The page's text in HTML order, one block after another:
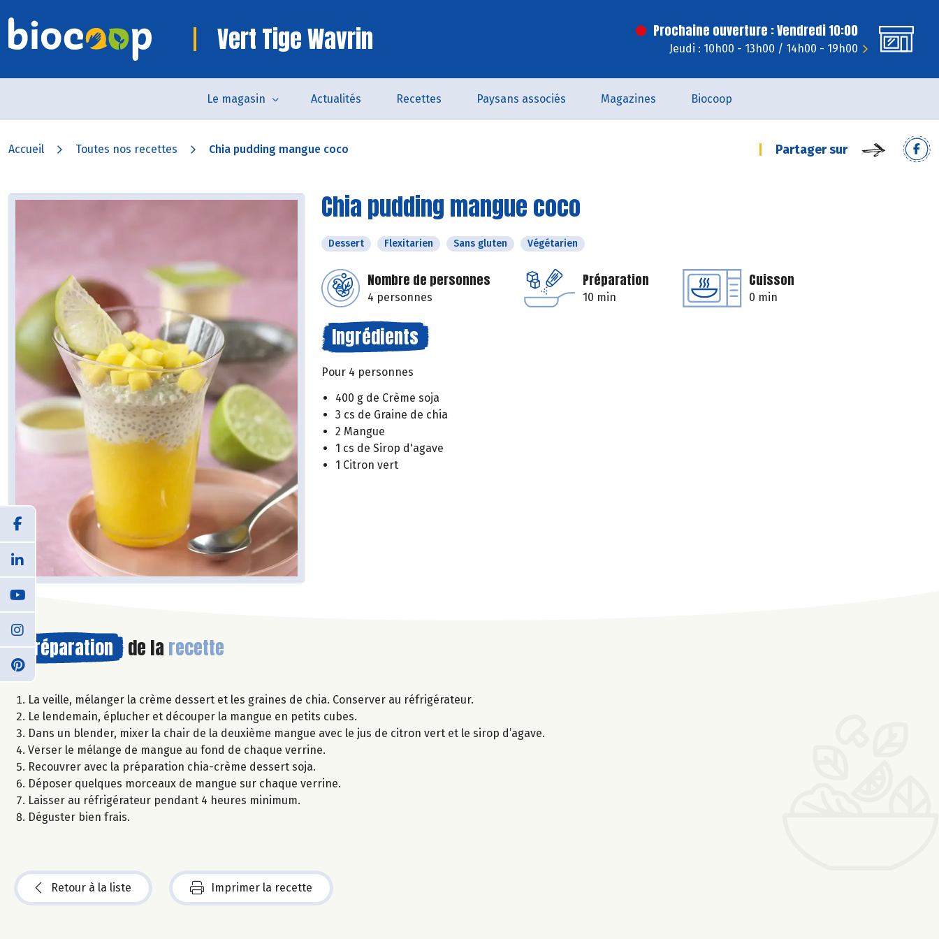
Vert Tige Wavrin Prochaine ouverture : Vendredi 10:00
Jeudi : 10h00 - 13h00 / 14h00 - 19h00
Le magasin Actualités Recettes Paysans associés Magazines Biocoop
Accueil Toutes nos recettes Chia pudding mangue coco Partager sur
Chia pudding mangue coco
Dessert Flexitarien Sans gluten Végétarien
Nombre de personnes
4 personnes
Préparation
10 min
Cuisson
0 min
Ingrédients
Pour 4 personnes
400 g de Crème soja
3 cs de Graine de chia
2 Mangue
1 cs de Sirop d'agave
1 Citron vert
Préparation de la recette
La veille, mélanger la crème dessert et les graines de chia. Conserver au réfrigérateur.
Le lendemain, éplucher et découper la mangue en petits cubes.
Dans un blender, mixer la chair de la deuxième mangue avec le jus de citron vert et le sirop d’agave.
Verser le mélange de mangue au fond de chaque verrine.
Recouvrer avec la préparation chia-crème dessert soja.
Déposer quelques morceaux de mangue sur chaque verrine.
Laisser au réfrigérateur pendant 4 heures minimum.
Déguster bien frais.
Retour à la liste Imprimer la recette